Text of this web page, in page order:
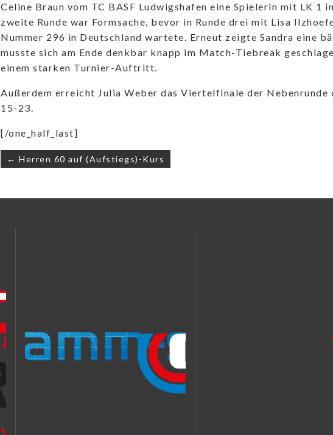
Celine Braun vom TC BASF Ludwigshafen eine Spielerin mit LK 1
zweite Runde war Formsache, bevor in Runde drei mit Lisa
Nummer 296 in Deutschland wartete. Erneut zeigte Sandra eine
musste sich am Ende denkbar knapp im Match-Tiebreak
einem starken Turnier-Auftritt.
Außerdem erreicht Julia Weber das Viertelfinale der Nebenrunde
15-23.
[/one_half_last]
Beitragsnavigation
← Herren 60 auf (Aufstiegs)-Kurs